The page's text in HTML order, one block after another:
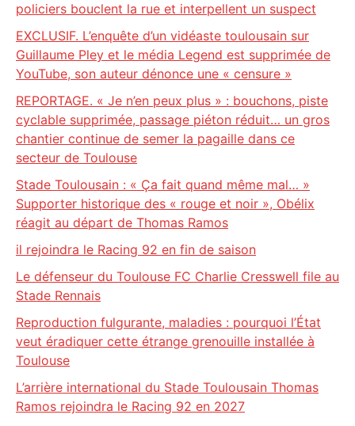
policiers bouclent la rue et interpellent un suspect
EXCLUSIF. L’enquête d’un vidéaste toulousain sur
Guillaume Pley et le média Legend est supprimée de
YouTube, son auteur dénonce une « censure »
REPORTAGE. « Je n’en peux plus » : bouchons, piste
cyclable supprimée, passage piéton réduit… un gros
chantier continue de semer la pagaille dans ce
secteur de Toulouse
Stade Toulousain : « Ça fait quand même mal… »
Supporter historique des « rouge et noir », Obélix
réagit au départ de Thomas Ramos
il rejoindra le Racing 92 en fin de saison
Le défenseur du Toulouse FC Charlie Cresswell file au
Stade Rennais
Reproduction fulgurante, maladies : pourquoi l’État
veut éradiquer cette étrange grenouille installée à
Toulouse
L’arrière international du Stade Toulousain Thomas
Ramos rejoindra le Racing 92 en 2027